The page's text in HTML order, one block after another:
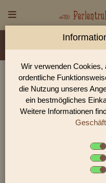
Material/Glassorte
Größen
Perlen Shop für
In unserem Perlen Shop
Oliven flach und
Sie befinden
gedrückte
Wir verwenden Cookies,
ordentliche
die Nutzung unseres
ein bestmögliches
Weitere Informationen